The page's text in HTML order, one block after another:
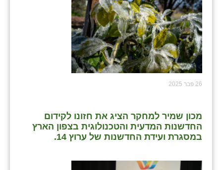
26 פבר 2025
מכון שמיר למחקר הציג את חזונו לקידום
החדשנות המדעית והטכנולוגית בצפון הארץ
במסגרת ועידת החדשנות של ערוץ 14.